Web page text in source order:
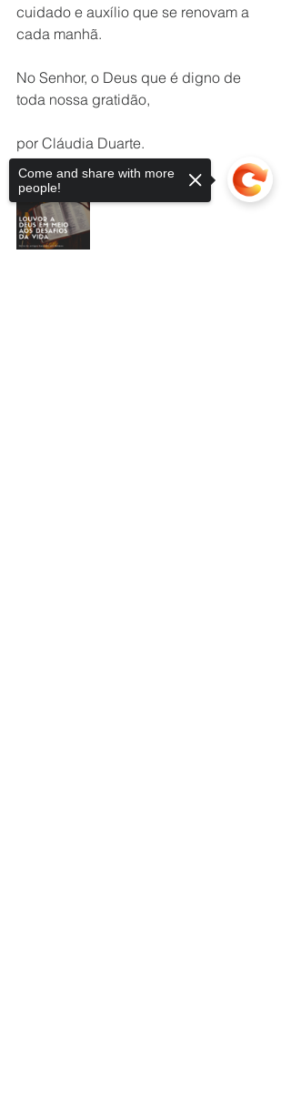
cuidado e auxílio que se renovam a
cada manhã.
No Senhor, o Deus que é digno de
toda nossa gratidão,
por Cláudia Duarte.
Come and share with more
people!